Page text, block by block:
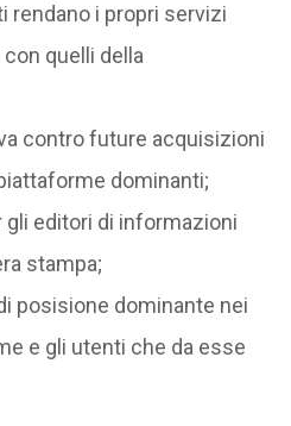
rendano i propri servizi
quelli della
contro future acquisizioni
dominanti;
gli editori di informazioni
stampa;
posisione dominante nei
e gli utenti che da esse